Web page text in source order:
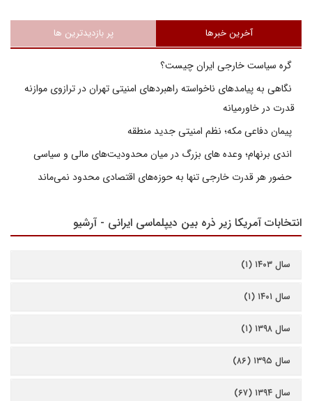
آخرین خبرها پر بازدیدترین ها
گره سیاست خارجی ایران چیست؟
نگاهی به پیامدهای ناخواسته راهبردهای امنیتی تهران در ترازوی موازنه
قدرت در خاورمیانه
پیمان دفاعی مکه؛ نظم امنیتی جدید منطقه
اندی برنهام؛ وعده های بزرگ در میان محدودیت‌های مالی و سیاسی
حضور هر قدرت خارجی تنها به حوزه‌های اقتصادی محدود نمی‌ماند
انتخابات آمریکا زیر ذره بین دیپلماسی ایرانی - آرشیو
سال ۱۴۰۳ (۱)
سال ۱۴۰۱ (۱)
سال ۱۳۹۸ (۱)
سال ۱۳۹۵ (۸۶)
سال ۱۳۹۴ (۶۷)